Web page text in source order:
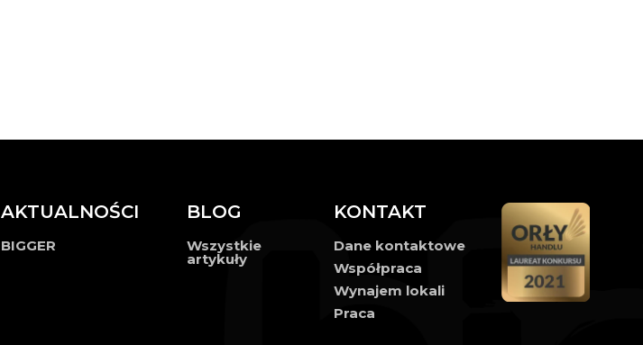
AKTUALNOŚCI
BIGGER
BLOG
Wszystkie
artykuły
KONTAKT
Dane kontaktowe
Współpraca
Wynajem lokali
Praca